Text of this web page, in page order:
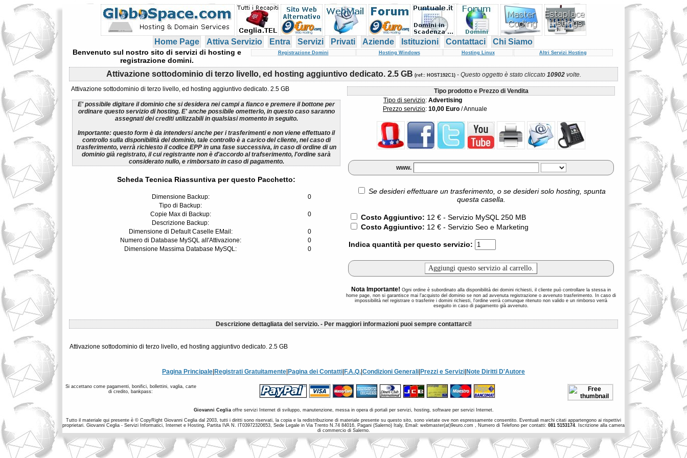
Home Page Attiva Servizio Entra Servizi Privati Aziende Istituzioni Contattaci Chi Siamo
Benvenuto sul nostro sito di servizi di hosting e
registrazione domini.
Registrazione Domini Hosting Windows Hosting Linux Altri Servizi Hosting
Attivazione sottodominio di terzo livello, ed hosting aggiuntivo dedicato. 2.5 GB (ref:: HOST192C1)- Questo oggetto è stato cliccato 10902volte.
Attivazione sottodominio di terzo livello, ed hosting aggiuntivo dedicato. 2.5 GB
E' possibile digitare il dominio che si desidera nei campi a fianco e premere il bottone per
ordinare questo servizio di hosting. E' anche possibile ometterlo, in questo caso saranno
assegnati dei crediti utilizzabili in qualsiasi momento in seguito.
Importante: questo form è da intendersi anche per i trasferimenti e non viene effettuato il
controllo sulla disponibilità del dominio, tale controllo è a carico del cliente, nel caso di
trasferimento, verrà richiesto il codice EPP in una fase successiva, in caso di ordine di un
dominio già registrato, il cui registrante non è d'accordo al trafserimento, l'ordine sarà
considerato nullo, e rimborsato in caso di pagamento.
Scheda Tecnica Riassuntiva per questo Pacchetto:
Dimensione Backup:
0
Tipo di Backup:
Copie Max di Backup:
0
Descrizione Backup:
Dimensione di Default Caselle EMail:
0
Numero di Database MySQL all'Attivazione:
0
Dimensione Massima Database MySQL:
0
Tipo prodotto e Prezzo di Vendita
Tipo di servizio: Advertising
Prezzo servizio: 10,00 Euro / Annuale
www.
Se desideri effettuare un trasferimento, o se desideri solo hosting, spunta
questa casella.
Costo Aggiuntivo: 12 € - Servizio MySQL 250 MB
Costo Aggiuntivo: 12 € - Servizio Seo e Marketing
Indica quantità per questo servizio:
Nota Importante! Ogni ordine è subordinato alla disponibilità dei domini richiesti, il cliente può controllare la stessa in
home page, non si garantisce mai l'acquisto del dominio se non ad avvenuta registrazione o avvenuto trasferimento. In caso di
impossibilità nel registrare o trasferire i domini richiesti, l'ordine verrà comunque ritenuto non valido e un rimborso verrà
eseguito in caso di pagamento già avvenuto.
Descrizione dettagliata del servizio. - Per maggiori informazioni puoi sempre contattarci!
Attivazione sottodominio di terzo livello, ed hosting aggiuntivo dedicato. 2.5 GB
Pagina Principale Registrati Gratuitamente Pagina dei Contatti F.A.Q. Condizioni Generali Prezzi e Servizi Note Diritti D'Autore
Si accettano come pagamenti, bonifici, bollettini, vaglia, carte
di credito, bankpass:
Giovanni Cegliaoffre servizi Internet di sviluppo, manutenzione, messa in opera di portali per servizi, hosting, software per servizi Internet.
Tutto il materiale qui presente è © CopyRight Giovanni Ceglia dal 2003, tutti i diritti sono riservati, la copia e la redistribuzione di materiale presente su questo sito, sono vietate ove non espressamente consentito. Eventuali marchi citati appartengono ai rispettivi
proprietari. Giovanni Ceglia - Servizi Informatici, Internet e Hosting, Partita IVA N. IT03972320653, Sede Legale in Via Trento N.74 84016, Pagani (Salerno) Italy, Email: webmaster(at)9euro.com , Numero di Telefono per contatti: 081 5153174. Iscrizione alla camera
di commercio di Salerno.